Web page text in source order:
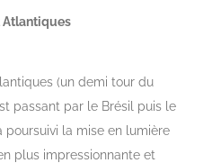
Atlantiques
(un demi tour du
passant par le Brésil puis le
poursuivi la mise en lumière
plus impressionnante et